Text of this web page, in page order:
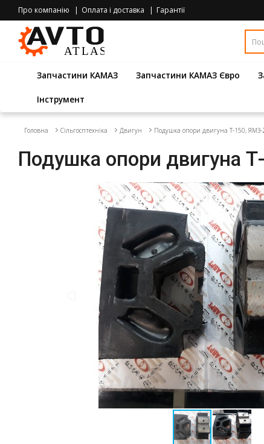
Про компанію Оплата і доставка Гарантії
Запчастини КАМАЗ Запчастини КАМАЗ Євро
Інструмент
Головна Сільгосптехніка Двигун Подушка опори двигуна Т-150, ЯМЗ-
Подушка опори двигуна